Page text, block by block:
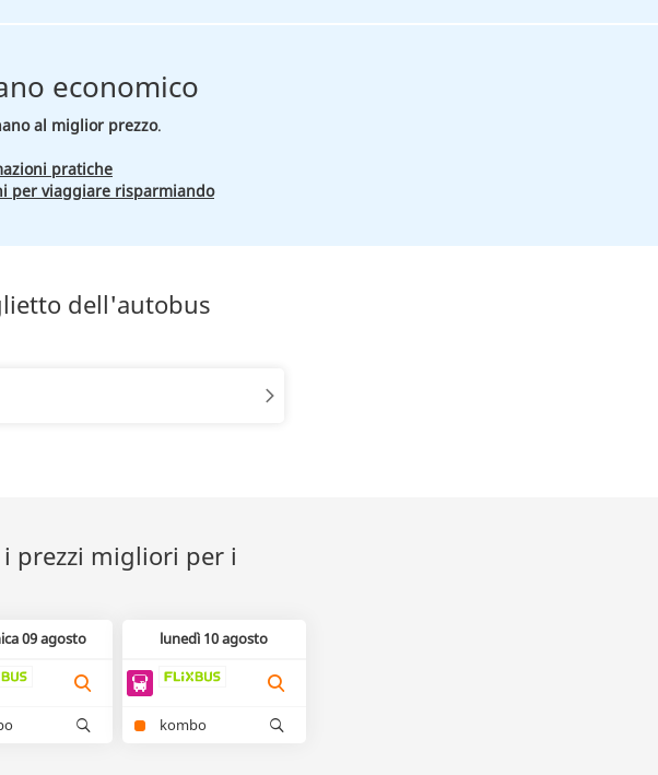
economico
al miglior prezzo.
pratiche
per viaggiare risparmiando
dell'autobus
prezzi migliori per i
09 agosto lunedì 10 agosto
kombo